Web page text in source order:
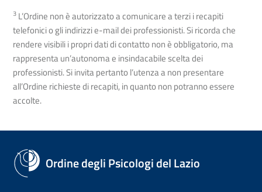
3 L’Ordine non è autorizzato a comunicare a terzi i recapiti
telefonici o gli indirizzi e-mail dei professionisti. Si ricorda che
rendere visibili i propri dati di contatto non è obbligatorio, ma
rappresenta un’autonoma e insindacabile scelta dei
professionisti. Si invita pertanto l’utenza a non presentare
all’Ordine richieste di recapiti, in quanto non potranno essere
accolte.
Ordine degli Psicologi del Lazio